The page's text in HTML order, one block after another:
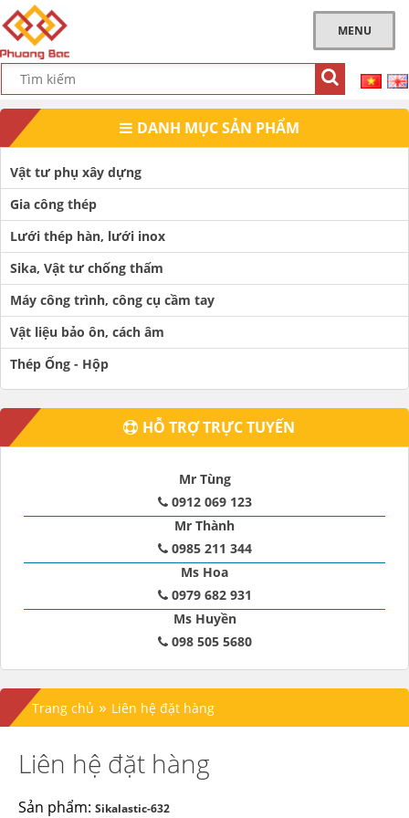
MENU
DANH MỤC SẢN PHẨM
Vật tư phụ xây dựng
Gia công thép
Lưới thép hàn, lưới inox
Sika, Vật tư chống thấm
Máy công trình, công cụ cầm tay
Vật liệu bảo ôn, cách âm
Thép Ống - Hộp
HỖ TRỢ TRỰC TUYẾN
Mr Tùng
0912 069 123
Mr Thành
0985 211 344
Ms Hoa
0979 682 931
Ms Huyền
098 505 5680
Trang chủ » Liên hệ đặt hàng
Liên hệ đặt hàng
Sản phẩm: Sikalastic-632